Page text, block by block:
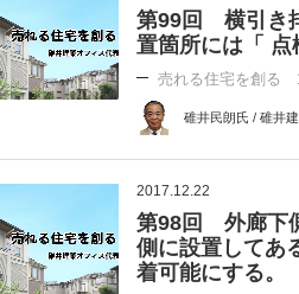
第99回 横引き
置箇所には「 点
売れる住宅を創る
碓井民朗氏 / 碓井
2017.12.22
第98回 外廊下
側に設置してあ
着可能にする。